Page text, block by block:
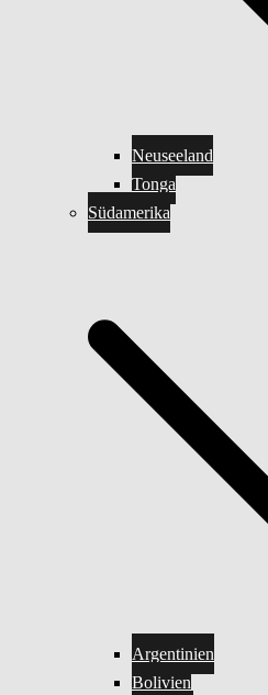
Neuseeland
Tonga
Südamerika
Argentinien
Bolivien